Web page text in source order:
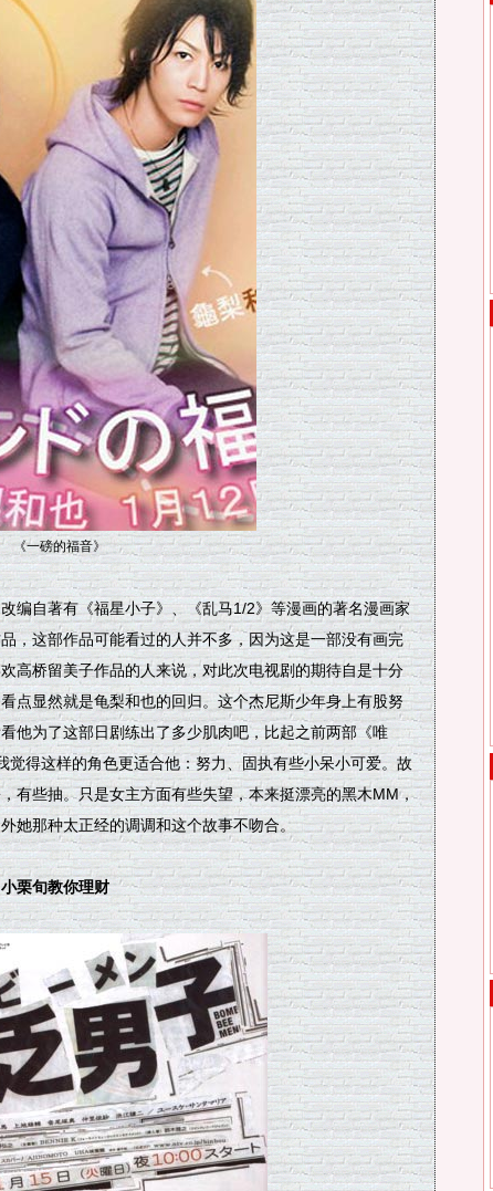
《一磅的福音》
自著有《福星小子》、《乱马1/2》等漫画的著名漫画家
，这部作品可能看过的人并不多，因为这是一部没有画完
高桥留美子作品的人来说，对此次电视剧的期待自是十分
点显然就是龟梨和也的回归。这个杰尼斯少年身上有股努
他为了这部日剧练出了多少肌肉吧，比起之前两部《唯
觉得这样的角色更适合他：努力、固执有些小呆小可爱。故
有些抽。只是女主方面有些失望，本来挺漂亮的黑木MM，
她那种太正经的调调和这个故事不吻合。
栗旬教你理财